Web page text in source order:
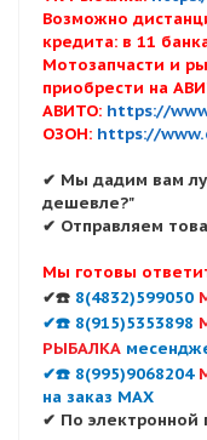
Возможно
кредита: в 11
Мотозапчасти и
приобрести на
АВИТО: https://
ОЗОН: https://
✔ Мы дадим вам
дешевле?"
✔ Отправляем
Мы готовы
✔☎️ 8(4832)599050
✔☎️ 8(915)5353898
РЫБАЛКА
✔☎️ 8(995)9068204
на заказ MAX
✔ По электронной